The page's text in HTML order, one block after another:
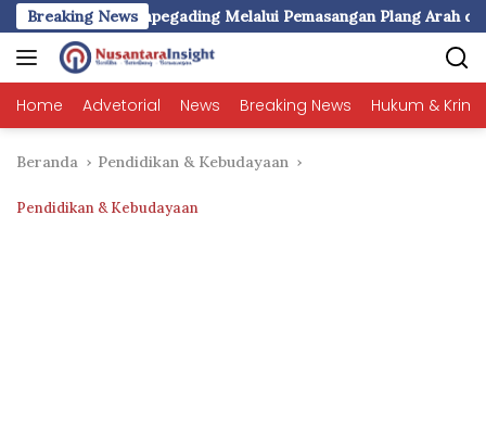
Langsung
ke
konten
Breaking News
Rompegading Melalui Pemasangan Plang Arah dan
Home Advetorial News Breaking News Hukum &
Beranda Pendidikan & Kebudayaan
Pendidikan & Kebudayaan